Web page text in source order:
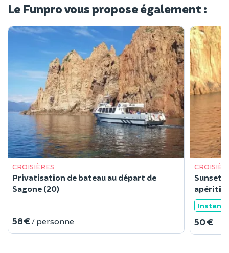
Le Funpro vous propose également :
CROISIÈRES
Privatisation de bateau au départ de
Sagone (20)
58 € / personne
Sunset
apéritif
50 €